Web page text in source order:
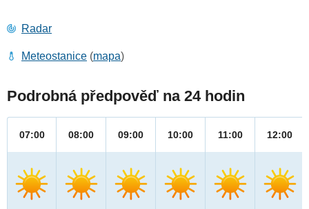
Radar
Meteostanice (mapa)
Podrobná předpověď na 24 hodin
07:00 08:00 09:00 10:00 11:00 12:00